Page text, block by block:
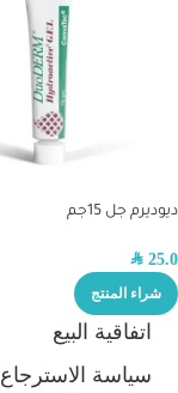
ديوديرم جل 15جم
SAR 25.0
شراء المنتج
اتفاقية البيع
سياسة الاسترجاع